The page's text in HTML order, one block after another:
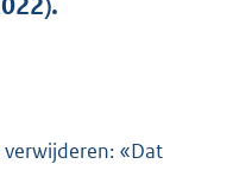
«Dat